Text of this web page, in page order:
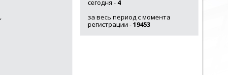
,
сегодня - 4
за весь период с момента
регистрации -19453